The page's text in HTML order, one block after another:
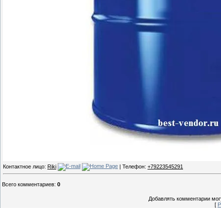
Контактное лицо: Riki | Телефон: +79223545291
Всего комментариев: 0
Добавлять комментарии
[